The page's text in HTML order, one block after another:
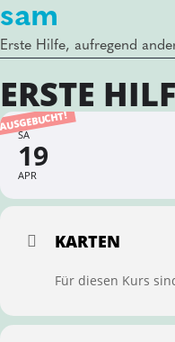
sam
Erste Hilfe, aufregend
ERSTE
SA
19
APR
KARTEN
Für diesen Kurs